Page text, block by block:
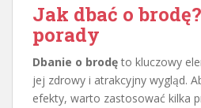
Jak dbać o
porady
Dbanie o brodę to kluczowy
jej zdrowy i atrakcyjny wygląd.
efekty, warto zastosować kilka